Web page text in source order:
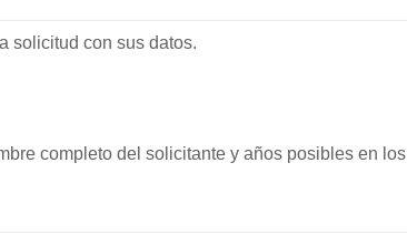
solicitud con sus datos.
completo del solicitante y años posibles en los